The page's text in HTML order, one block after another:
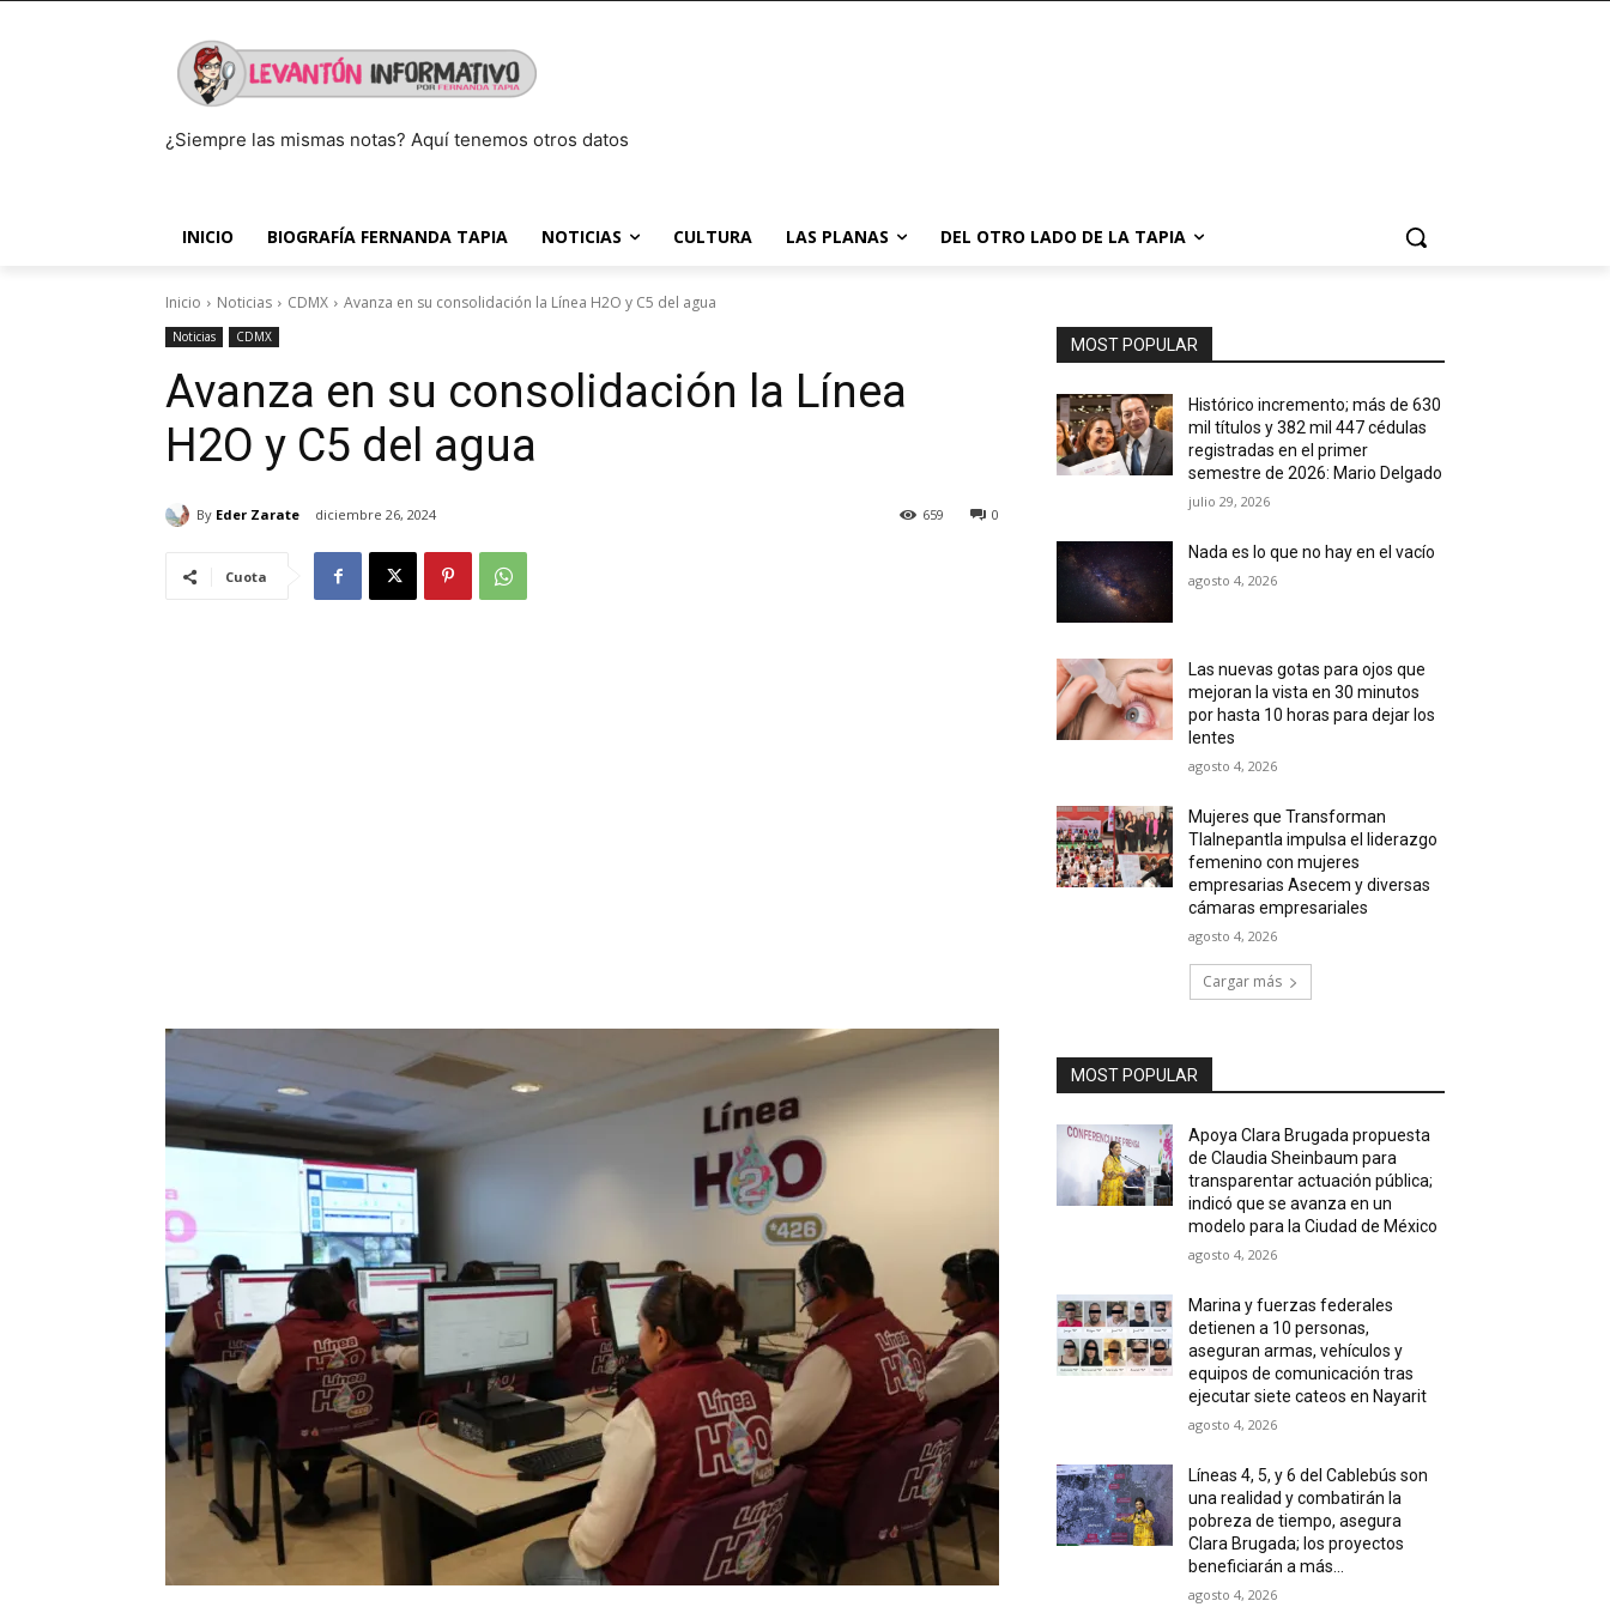
¿Siempre las mismas notas? Aquí tenemos otros datos
INICIO BIOGRAFÍA FERNANDA TAPIA NOTICIAS CULTURA LAS PLANAS DEL OTRO LADO DE LA TAPIA
Inicio Noticias CDMX Avanza en su consolidación la Línea H2O y C5 del agua
Noticias CDMX
Avanza en su consolidación la Línea
H2O y C5 del agua
By Eder Zarate diciembre 26, 2024 0
659
Cuota
MOST POPULAR
Histórico incremento; más de 630
mil títulos y 382 mil 447 cédulas
registradas en el primer
semestre de 2026: Mario Delgado
julio 29, 2026
Nada es lo que no hay en el vacío
agosto 4, 2026
Las nuevas gotas para ojos que
mejoran la vista en 30 minutos
por hasta 10 horas para dejar los
lentes
agosto 4, 2026
Mujeres que Transforman
Tlalnepantla impulsa el liderazgo
femenino con mujeres
empresarias Asecem y diversas
cámaras empresariales
agosto 4, 2026
Cargar más
MOST POPULAR
Apoya Clara Brugada propuesta
de Claudia Sheinbaum para
transparentar actuación pública;
indicó que se avanza en un
modelo para la Ciudad de México
agosto 4, 2026
Marina y fuerzas federales
detienen a 10 personas,
aseguran armas, vehículos y
equipos de comunicación tras
ejecutar siete cateos en Nayarit
agosto 4, 2026
Líneas 4, 5, y 6 del Cablebús son
una realidad y combatirán la
pobreza de tiempo, asegura
Clara Brugada; los proyectos
beneficiarán a más...
agosto 4, 2026